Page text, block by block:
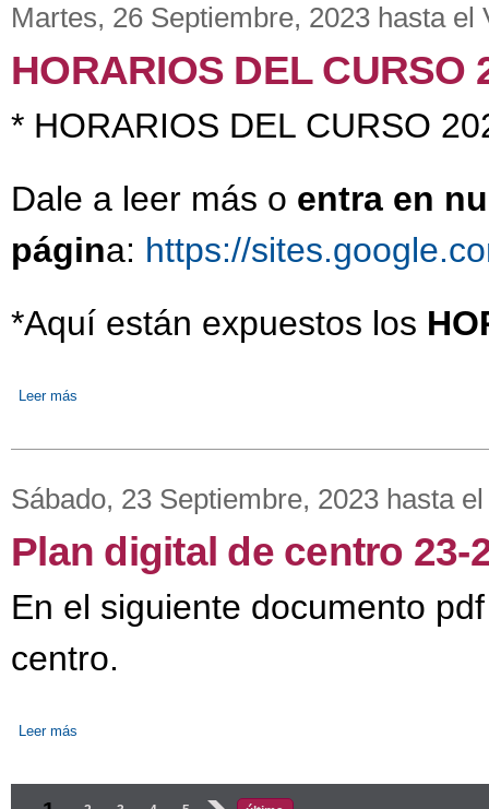
Martes, 26 Septiembre, 2023 hasta el
HORARIOS DEL CURSO
* HORARIOS DEL CURSO
Dale a leer más o entra en
página: https://
*Aquí están expuestos los
Leer más
Sábado, 23 Septiembre, 2023 hasta
Plan digital de centro 23-
En el siguiente documento
centro.
Leer más